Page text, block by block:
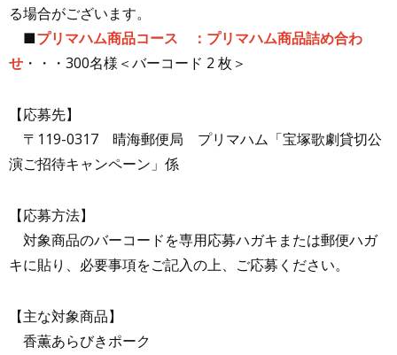
る場合がございます。
■プリマハム商品コース ： プリマハム商品詰め合わ
せ ・・・300名様＜バーコード 2 枚＞
【応募先】
〒119-0317 晴海郵便局 プリマハム「宝塚歌劇貸切公
演ご招待キャンペーン」係
【応募方法】
対象商品のバーコードを専用応募ハガキまたは郵便ハガ
キに貼り、必要事項をご記入の上、ご応募ください。
【主な対象商品】
香薫あらびきポーク